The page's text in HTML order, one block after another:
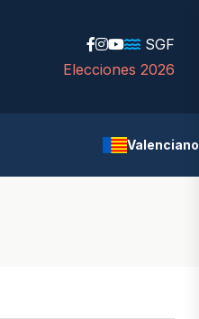
SGF
Elecciones 2026
Valenciano